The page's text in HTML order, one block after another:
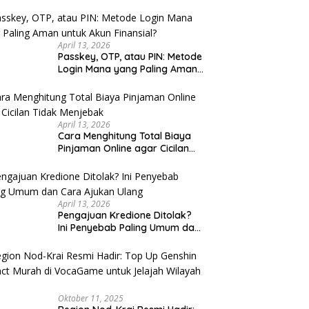
April 13, 2026
Passkey, OTP, atau PIN: Metode
Login Mana yang Paling Aman
April 13, 2026
Cara Menghitung Total Biaya
Pinjaman Online agar Cicilan
April 13, 2026
Pengajuan Kredione Ditolak?
Ini Penyebab Paling Umum dan
Oktober 11, 2025